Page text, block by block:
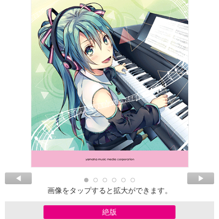
画像をタップすると拡大ができます。
絶版